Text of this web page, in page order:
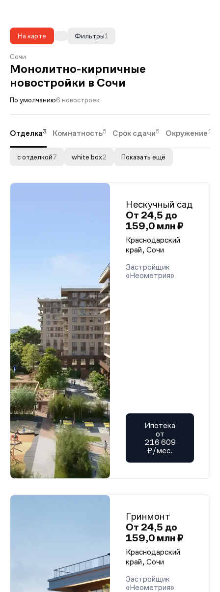
На карте 1
Фильтры
Сочи
Монолитно-кирпичные
новостройки в Сочи
По умолчанию6 новостроек
Отделка3 Комнатность5 Срок сдачи5 Окружение1
с отделкой7 white box2 Показать ещё
Нескучный сад
От 24,5 до
159,0 млн ₽
Краснодарский
край, Сочи
Застройщик
«Неометрия»
Ипотека
от
216 609
₽/мес.
Гринмонт
От 24,5 до
159,0 млн ₽
Краснодарский
край, Сочи
Застройщик
«Неометрия»